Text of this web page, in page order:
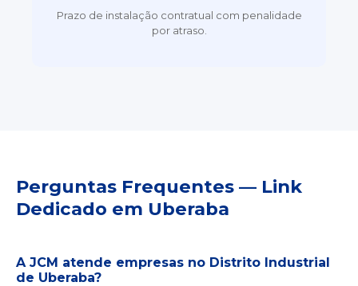
Prazo de instalação contratual com penalidade
por atraso.
Perguntas Frequentes — Link
Dedicado em Uberaba
A JCM atende empresas no Distrito Industrial
de Uberaba?